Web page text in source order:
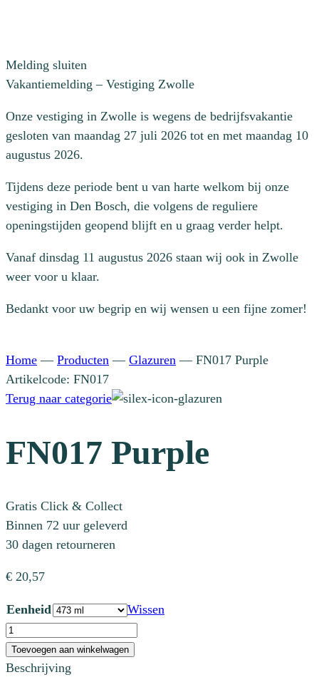
Melding sluiten
Vakantiemelding – Vestiging Zwolle
Onze vestiging in Zwolle is wegens de bedrijfsvakantie
gesloten van maandag 27 juli 2026 tot en met maandag 10
augustus 2026.
Tijdens deze periode bent u van harte welkom bij onze
vestiging in Den Bosch, die volgens de reguliere
openingstijden geopend blijft en u graag verder helpt.
Vanaf dinsdag 11 augustus 2026 staan wij ook in Zwolle
weer voor u klaar.
Bedankt voor uw begrip en wij wensen u een fijne zomer!
Home — Producten — Glazuren — FN017 Purple
Artikelcode: FN017
Terug naar categorie
FN017 Purple
Gratis Click & Collect
Binnen 72 uur geleverd
30 dagen retourneren
€ 20,57
Eenheid
Wissen
FN017
Purple
aantal
Toevoegen aan winkelwagen
Beschrijving